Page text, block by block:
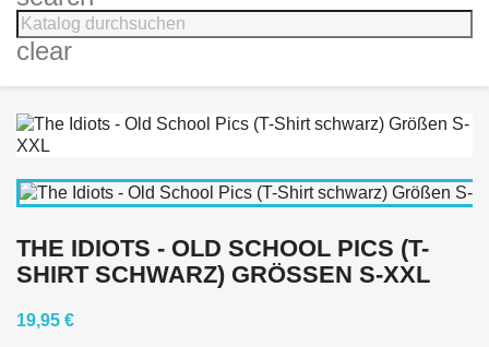
clear
THE IDIOTS - OLD SCHOOL PICS (T-
SHIRT SCHWARZ) GRÖSSEN S-XXL
19,95 €